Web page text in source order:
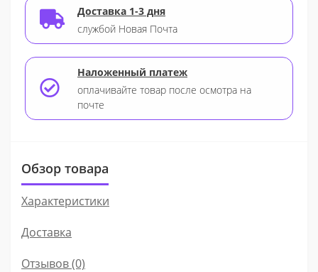
Доставка 1-3 дня
службой Новая Почта
Наложенный платеж
оплачивайте товар после осмотра на
почте
Обзор товара
Характеристики
Доставка
Отзывов (0)